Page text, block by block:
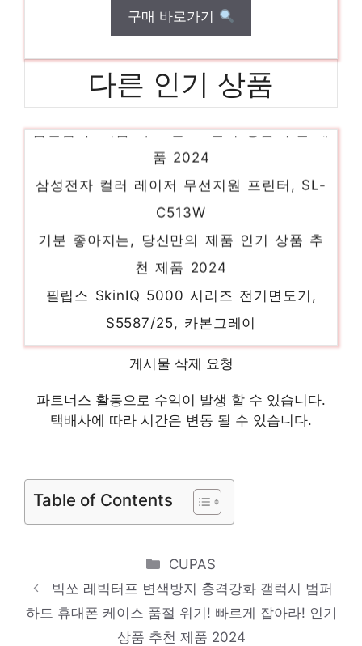
구매 바로가기
다른 인기 상품
60.4cm, 24GN60R
품절임박! 지금 바로 찬스! 인기 상품 추천 제
품 2024
삼성전자 컬러 레이저 무선지원 프린터, SL-
C513W
기분 좋아지는, 당신만의 제품 인기 상품 추
천 제품 2024
필립스 SkinIQ 5000 시리즈 전기면도기,
S5587/25, 카본그레이
센스있는 선물, 지금 만나보세요! 인기 상품
추천 제품 2024
본문에 들어가는 내용입니다.
트, 920-011598, 일반형
당신만을 위한 특별한 세트 인기 상품 추천
엡손 라벨프린터기 LW-K200BL, 혼합색상, 1
기분 좋아지는, 당신만의 제품 인기 상품 추
게시물 삭제 요청
파트너스 활동으로 수익이 발생 할 수 있습니다.
택배사에 따라 시간은 변동 될 수 있습니다.
Table of Contents
Categories
CUPAS
빅쏘 레빅터프 변색방지 충격강화 갤럭시 범퍼
하드 휴대폰 케이스 품절 위기! 빠르게 잡아라! 인기
상품 추천 제품 2024